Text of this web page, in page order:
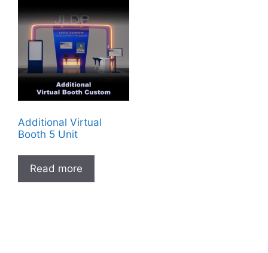
Additional Virtual
Booth 5 Unit
Read more